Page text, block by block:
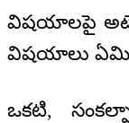
విషయాలపై
విషయాలు
ఒకటి,